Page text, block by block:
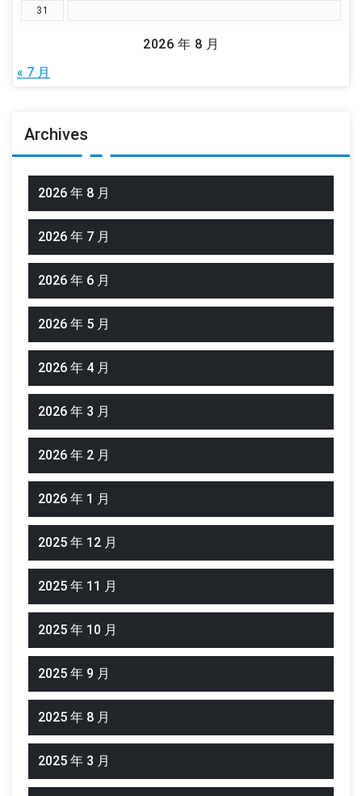
2026 年 8 月
31
« 7 月
Archives
2026 年 8 月
2026 年 7 月
2026 年 6 月
2026 年 5 月
2026 年 4 月
2026 年 3 月
2026 年 2 月
2026 年 1 月
2025 年 12 月
2025 年 11 月
2025 年 10 月
2025 年 9 月
2025 年 8 月
2025 年 3 月